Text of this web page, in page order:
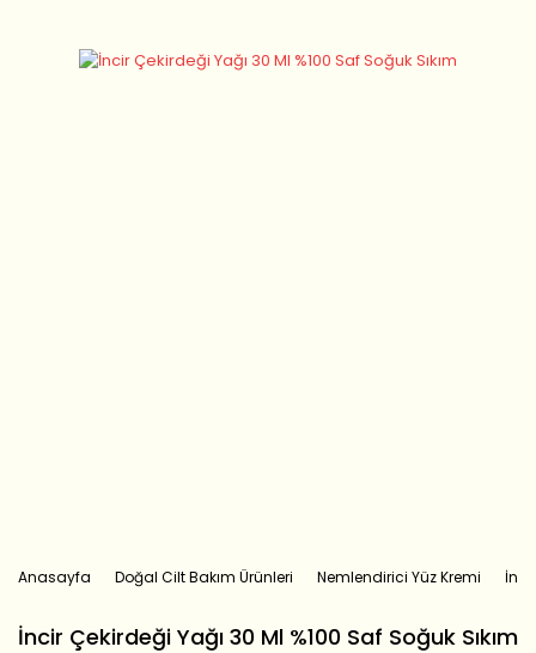
Anasayfa Doğal Cilt Bakım Ürünleri Nemlendirici Yüz Kremi
İncir Çekirdeği Yağı 30 Ml %100 Saf Soğuk Sıkım